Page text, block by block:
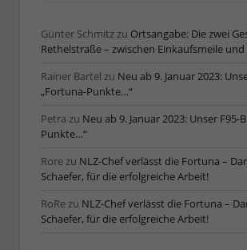
Günter Schmitzzu Ortsangabe: Die zwei
Rethelstraße – zwischen Einkaufsmeile
Rainer Bartel zu Neu ab 9. Januar 2023:
„Fortuna-Punkte…“
Petra zu Neu ab 9. Januar 2023: Unser F95-
Punkte…“
Rorezu NLZ-Chef verlässt die Fortuna –
Schaefer, für die erfolgreiche Arbeit!
RoRezu NLZ-Chef verlässt die Fortuna –
Schaefer, für die erfolgreiche Arbeit!